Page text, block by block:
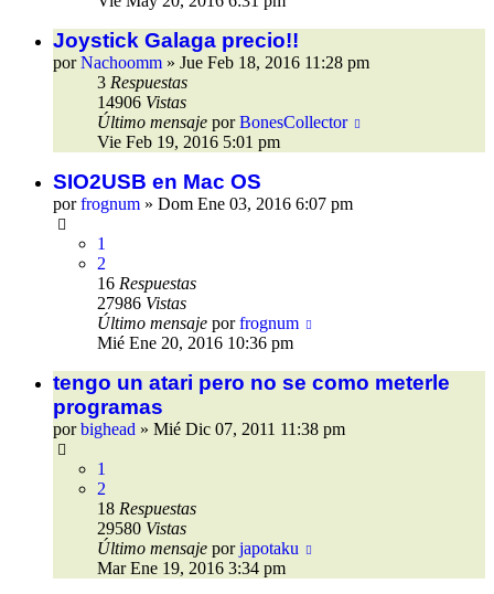
Joystick Galaga precio!!
porNachoomm » Jue Feb 18, 2016 11:28 pm
3 Respuestas
14906 Vistas
Último mensaje porBonesCollector
Vie Feb 19, 2016 5:01 pm
SIO2USB en Mac OS
porfrognum » Dom Ene 03, 2016 6:07 pm
1
2
16 Respuestas
27986 Vistas
Último mensaje porfrognum
Mié Ene 20, 2016 10:36 pm
tengo un atari pero no se como meterle
programas
porbighead » Mié Dic 07, 2011 11:38 pm
1
2
18 Respuestas
29580 Vistas
Último mensaje porjapotaku
Mar Ene 19, 2016 3:34 pm